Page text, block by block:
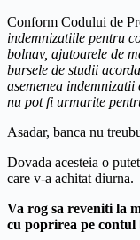
Conform Codului de
indemnizatiile pentru
bolnav, ajutoarele de
bursele de studii
asemenea
nu pot fi urmarite
Asadar, banca nu
Dovada acesteia o
care v-a achitat diurna.
Va rog sa reveniti la
cu poprirea pe contul